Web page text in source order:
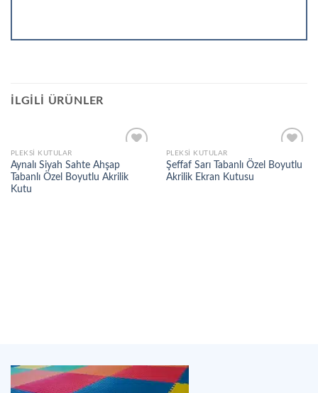
İLGILI ÜRÜNLER
PLEKSI KUTULAR
Aynalı Siyah Sahte Ahşap
Tabanlı Özel Boyutlu Akrilik
Kutu
PLEKSI KUTULAR
Şeffaf Sarı Tabanlı Özel Boyutlu
Akrilik Ekran Kutusu